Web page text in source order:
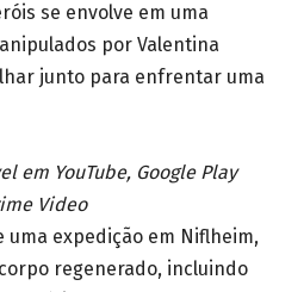
se envolve em uma
por Valentina
junto para enfrentar uma
em YouTube, Google Play
Video
expedição em Niflheim,
regenerado, incluindo